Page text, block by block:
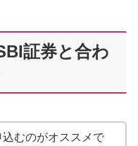
証券と合わ
むのがオススメで